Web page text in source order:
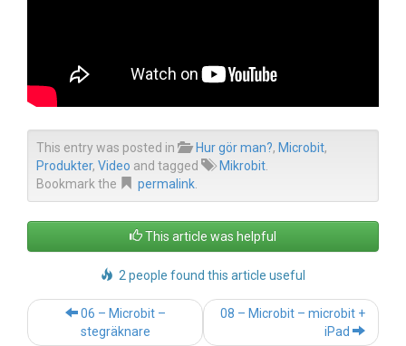
This entry was posted in Hur gör man?, Microbit,
Produkter, Video and tagged Mikrobit
Bookmark the
permalink
This article was helpful
2 people found this article useful
Post
06 – Microbit –
stegräknare
08 – Microbit – microbit +
iPad